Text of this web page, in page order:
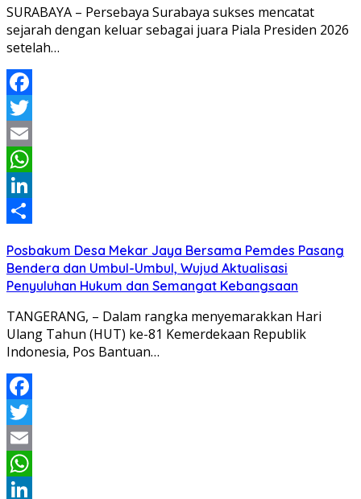
SURABAYA – Persebaya Surabaya sukses mencatat
sejarah dengan keluar sebagai juara Piala Presiden 2026
setelah…
Facebook
Twitter
Email
WhatsApp
LinkedIn
Posbakum Desa Mekar Jaya Bersama Pemdes Pasang
Bendera dan Umbul-Umbul, Wujud Aktualisasi
Penyuluhan Hukum dan Semangat Kebangsaan
TANGERANG, – Dalam rangka menyemarakkan Hari
Ulang Tahun (HUT) ke-81 Kemerdekaan Republik
Indonesia, Pos Bantuan…
Facebook
Twitter
Email
WhatsApp